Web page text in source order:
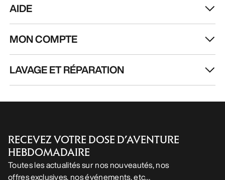
AIDE
MON COMPTE
LAVAGE ET RÉPARATION
RECEVEZ VOTRE DOSE D’AVENTURE
HEBDOMADAIRE
Toutes les actualités sur nos nouveautés, nos
offres exclusives, nos événements, etc…